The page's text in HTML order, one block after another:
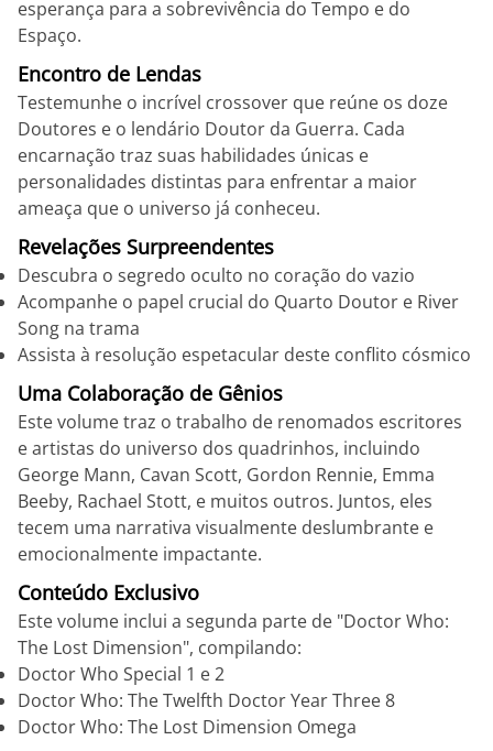
esperança para a sobrevivência do Tempo e do
Espaço.
Encontro de Lendas
Testemunhe o incrível crossover que reúne os doze
Doutores e o lendário Doutor da Guerra. Cada
encarnação traz suas habilidades únicas e
personalidades distintas para enfrentar a maior
ameaça que o universo já conheceu.
Revelações Surpreendentes
Descubra o segredo oculto no coração do vazio
Acompanhe o papel crucial do Quarto Doutor e River
Song na trama
Assista à resolução espetacular deste conflito cósmico
Uma Colaboração de Gênios
Este volume traz o trabalho de renomados escritores
e artistas do universo dos quadrinhos, incluindo
George Mann, Cavan Scott, Gordon Rennie, Emma
Beeby, Rachael Stott, e muitos outros. Juntos, eles
tecem uma narrativa visualmente deslumbrante e
emocionalmente impactante.
Conteúdo Exclusivo
Este volume inclui a segunda parte de "Doctor Who:
The Lost Dimension", compilando:
Doctor Who Special 1 e 2
Doctor Who: The Twelfth Doctor Year Three 8
Doctor Who: The Lost Dimension Omega